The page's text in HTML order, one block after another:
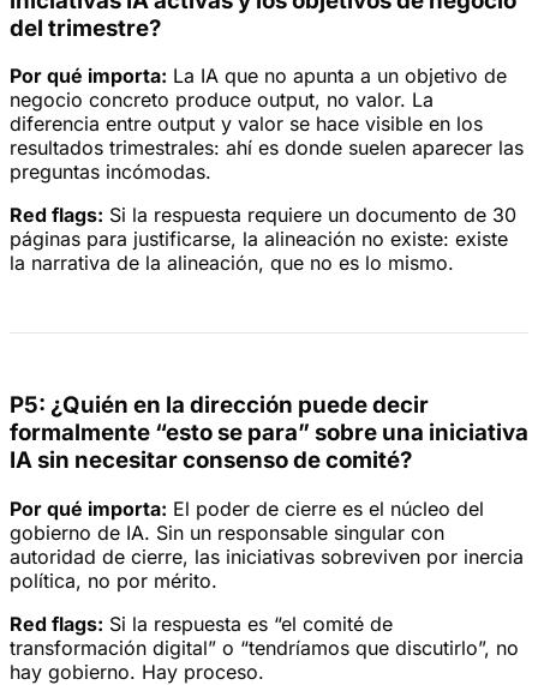
del trimestre?
Por qué importa: La IA que no apunta a un objetivo de
negocio concreto produce output, no valor. La
diferencia entre output y valor se hace visible en los
resultados trimestrales: ahí es donde suelen aparecer las
preguntas incómodas.
Red flags: Si la respuesta requiere un documento de 30
páginas para justificarse, la alineación no existe: existe
la narrativa de la alineación, que no es lo mismo.
P5: ¿Quién en la dirección puede decir
formalmente “esto se para” sobre una iniciativa
IA sin necesitar consenso de comité?
Por qué importa: El poder de cierre es el núcleo del
gobierno de IA. Sin un responsable singular con
autoridad de cierre, las iniciativas sobreviven por inercia
política, no por mérito.
Red flags: Si la respuesta es “el comité de
transformación digital” o “tendríamos que discutirlo”, no
hay gobierno. Hay proceso.